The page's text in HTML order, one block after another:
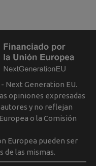
Next Generation EU.
opiniones expresadas
y no reflejan
o la Comisión
Europea pueden ser
de las mismas.